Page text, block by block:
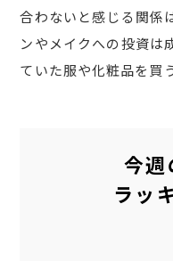
合わないと感じる関係
ンやメイクへの投資は
ていた服や化粧品を買
今週
ラッ